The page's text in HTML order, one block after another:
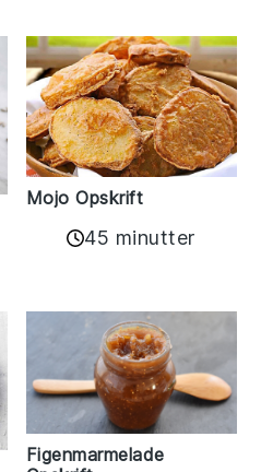
Mojo Opskrift
45 minutter
Figenmarmelade